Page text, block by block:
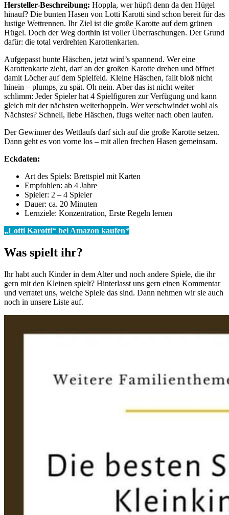
Hersteller-Beschreibung: Hoppla, wer hüpft denn da den Hügel
hinauf? Die bunten Hasen von Lotti Karotti sind schon bereit für das
lustige Wettrennen. Ihr Ziel ist die große Karotte auf dem grünen
Hügel. Doch der Weg dorthin ist voller Überraschungen. Der Grund
dafür: die total verdrehten Karottenkarten.
Aufgepasst bunte Häschen, jetzt wird’s spannend. Wer eine
Karottenkarte zieht, darf an der großen Karotte drehen und öffnet
damit Löcher auf dem Spielfeld. Kleine Häschen, fallt bloß nicht
hinein – plumps, zu spät. Oh nein. Aber das ist nicht weiter
schlimm: Jeder Spieler hat 4 Spielfiguren zur Verfügung und kann
gleich mit der nächsten weiterhoppeln. Wer verschwindet wohl als
Nächstes? Schnell, liebe Häschen, flugs weiter nach oben laufen.
Der Gewinner des Wettlaufs darf sich auf die große Karotte setzen.
Dann geht es von vorne los – mit allen frechen Hasen gemeinsam.
Eckdaten:
Art des Spiels: Brettspiel mit Karten
Empfohlen: ab 4 Jahre
Spieler: 2 – 4 Spieler
Dauer: ca. 20 Minuten
Lernziele: Konzentration, Erste Regeln lernen
„Lotti Karotti“ bei Amazon kaufen*
Was spielt ihr?
Ihr habt auch Kinder in dem Alter und noch andere Spiele, die ihr
gern mit den Kleinen spielt? Hinterlasst uns gern einen Kommentar
und verratet uns, welche Spiele das sind. Dann nehmen wir sie auch
noch in unsere Liste auf.